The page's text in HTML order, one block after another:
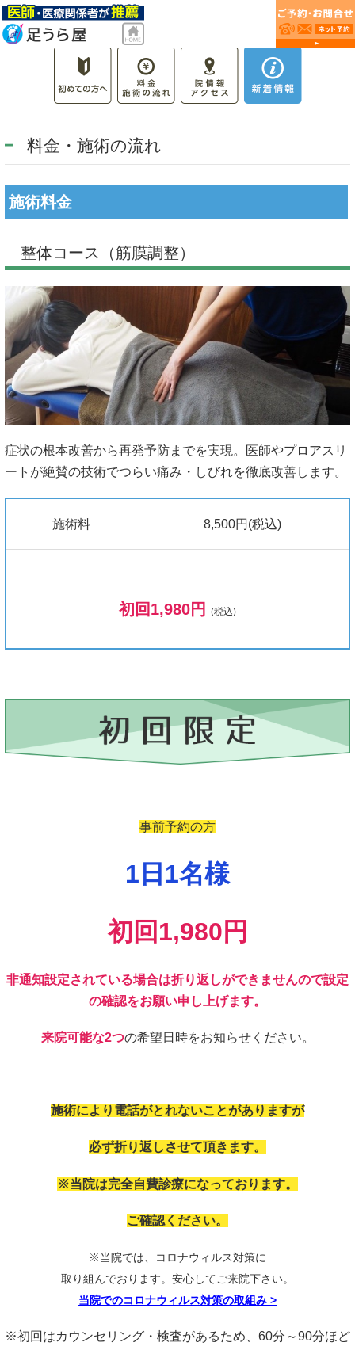
料金・施術の流れ
施術料金
整体コース（筋膜調整）
症状の根本改善から再発予防までを実現。医師やプロアスリ
ートが絶賛の技術でつらい痛み・しびれを徹底改善します。
施術料 8,500円(税込)
初回1,980円 (税込)
事前予約の方
1日1名様
初回1,980円
非通知設定されている場合は折り返しができませんので設定
の確認をお願い申し上げます。
来院可能な2つの希望日時をお知らせください。
施術により電話がとれないことがありますが
必ず折り返しさせて頂きます。
※当院は完全自費診療になっております。
ご確認ください。
※当院では、コロナウィルス対策に
取り組んでおります。安心してご来院下さい。
当院でのコロナウィルス対策の取組み >
※初回はカウンセリング・検査があるため、60分～90分ほど